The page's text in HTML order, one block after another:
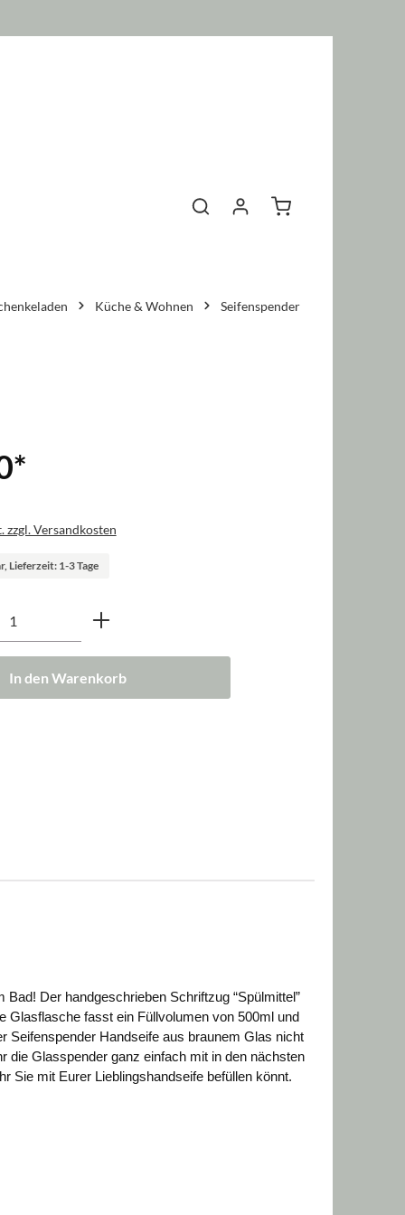
Warenkorb enthält 0
Küche & Wohnen Seifenspender
*
zzgl. Versandkosten
Lieferzeit: 1-3 Tage
Gib den gewünschten Wert ein
In den Warenkorb
Der handgeschrieben Schriftzug “Spülmittel”
Glasflasche fasst ein Füllvolumen von 500ml und
Seifenspender Handseife aus braunem Glas nicht
die Glasspender ganz einfach mit in den nächsten
Sie mit Eurer Lieblingshandseife befüllen könnt.